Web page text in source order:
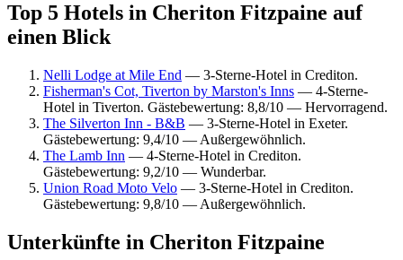
Top 5 Hotels in Cheriton Fitzpaine auf
einen Blick
Nelli Lodge at Mile End — 3-Sterne-Hotel in Crediton.
Fisherman's Cot, Tiverton by Marston's Inns — 4-Sterne-
Hotel in Tiverton. Gästebewertung: 8,8/10 — Hervorragend.
The Silverton Inn - B&B — 3-Sterne-Hotel in Exeter.
Gästebewertung: 9,4/10 — Außergewöhnlich.
The Lamb Inn — 4-Sterne-Hotel in Crediton.
Gästebewertung: 9,2/10 — Wunderbar.
Union Road Moto Velo — 3-Sterne-Hotel in Crediton.
Gästebewertung: 9,8/10 — Außergewöhnlich.
Unterkünfte in Cheriton Fitzpaine